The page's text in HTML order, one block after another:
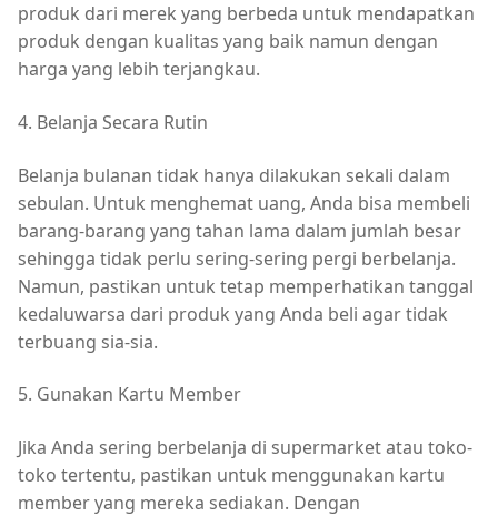
produk dari merek yang berbeda untuk mendapatkan
produk dengan kualitas yang baik namun dengan
harga yang lebih terjangkau.
4. Belanja Secara Rutin
Belanja bulanan tidak hanya dilakukan sekali dalam
sebulan. Untuk menghemat uang, Anda bisa membeli
barang-barang yang tahan lama dalam jumlah besar
sehingga tidak perlu sering-sering pergi berbelanja.
Namun, pastikan untuk tetap memperhatikan tanggal
kedaluwarsa dari produk yang Anda beli agar tidak
terbuang sia-sia.
5. Gunakan Kartu Member
Jika Anda sering berbelanja di supermarket atau toko-
toko tertentu, pastikan untuk menggunakan kartu
member yang mereka sediakan. Dengan